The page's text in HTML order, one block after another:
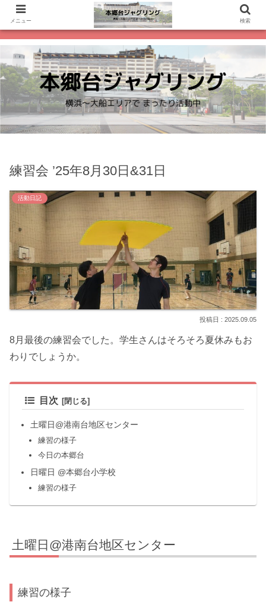
練習会 ’25年8月30日&31日
活動日記
2025.09.05
8月最後の練習会でした。学生さんはそろそろ夏休みもお
わりでしょうか。
目次
土曜日@港南台地区センター
練習の様子
今日の本郷台
日曜日 @本郷台小学校
練習の様子
土曜日@港南台地区センター
練習の様子
メニュー 検索